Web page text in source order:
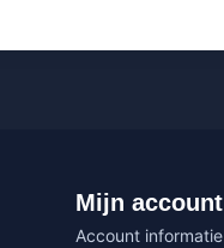
Mijn account
Account informatie